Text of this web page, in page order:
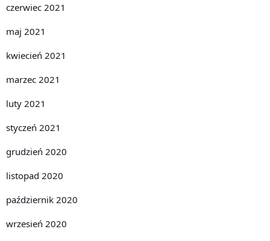
czerwiec 2021
maj 2021
kwiecień 2021
marzec 2021
luty 2021
styczeń 2021
grudzień 2020
listopad 2020
październik 2020
wrzesień 2020